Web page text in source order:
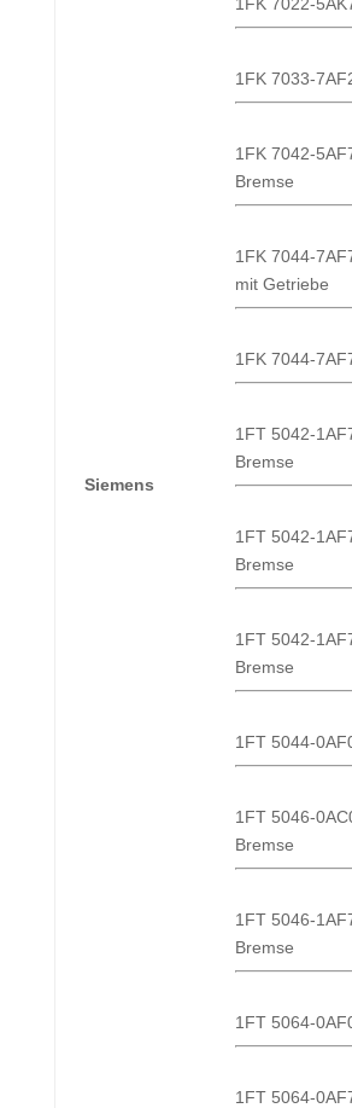
Siemens
1FK 7033-
1FK 7042-
Bremse
1FK 7044-
mit Getriebe
1FK 7044-
1FT 5042-
Bremse
1FT 5042-
Bremse
1FT 5042-
Bremse
1FT 5044-
1FT 5046-
Bremse
1FT 5046-
Bremse
1FT 5064-
1FT 5064-